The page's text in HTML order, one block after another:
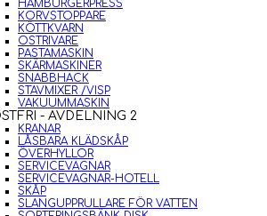
HAMBURGERPRESS
KORVSTOPPARE
KÖTTKVARN
OSTRIVARE
PASTAMASKIN
SKÄRMASKINER
SNABBHACK
STAVMIXER /VISP
VAKUUMMASKIN
- AVDELNING 2
KRANAR
LÅSBARA KLÄDSKÅP
ÖVERHYLLOR
SERVICEVAGNAR
SERVICEVAGNAR-HOTELL
SKÅP
SLANGUPPRULLARE FÖR VATTEN